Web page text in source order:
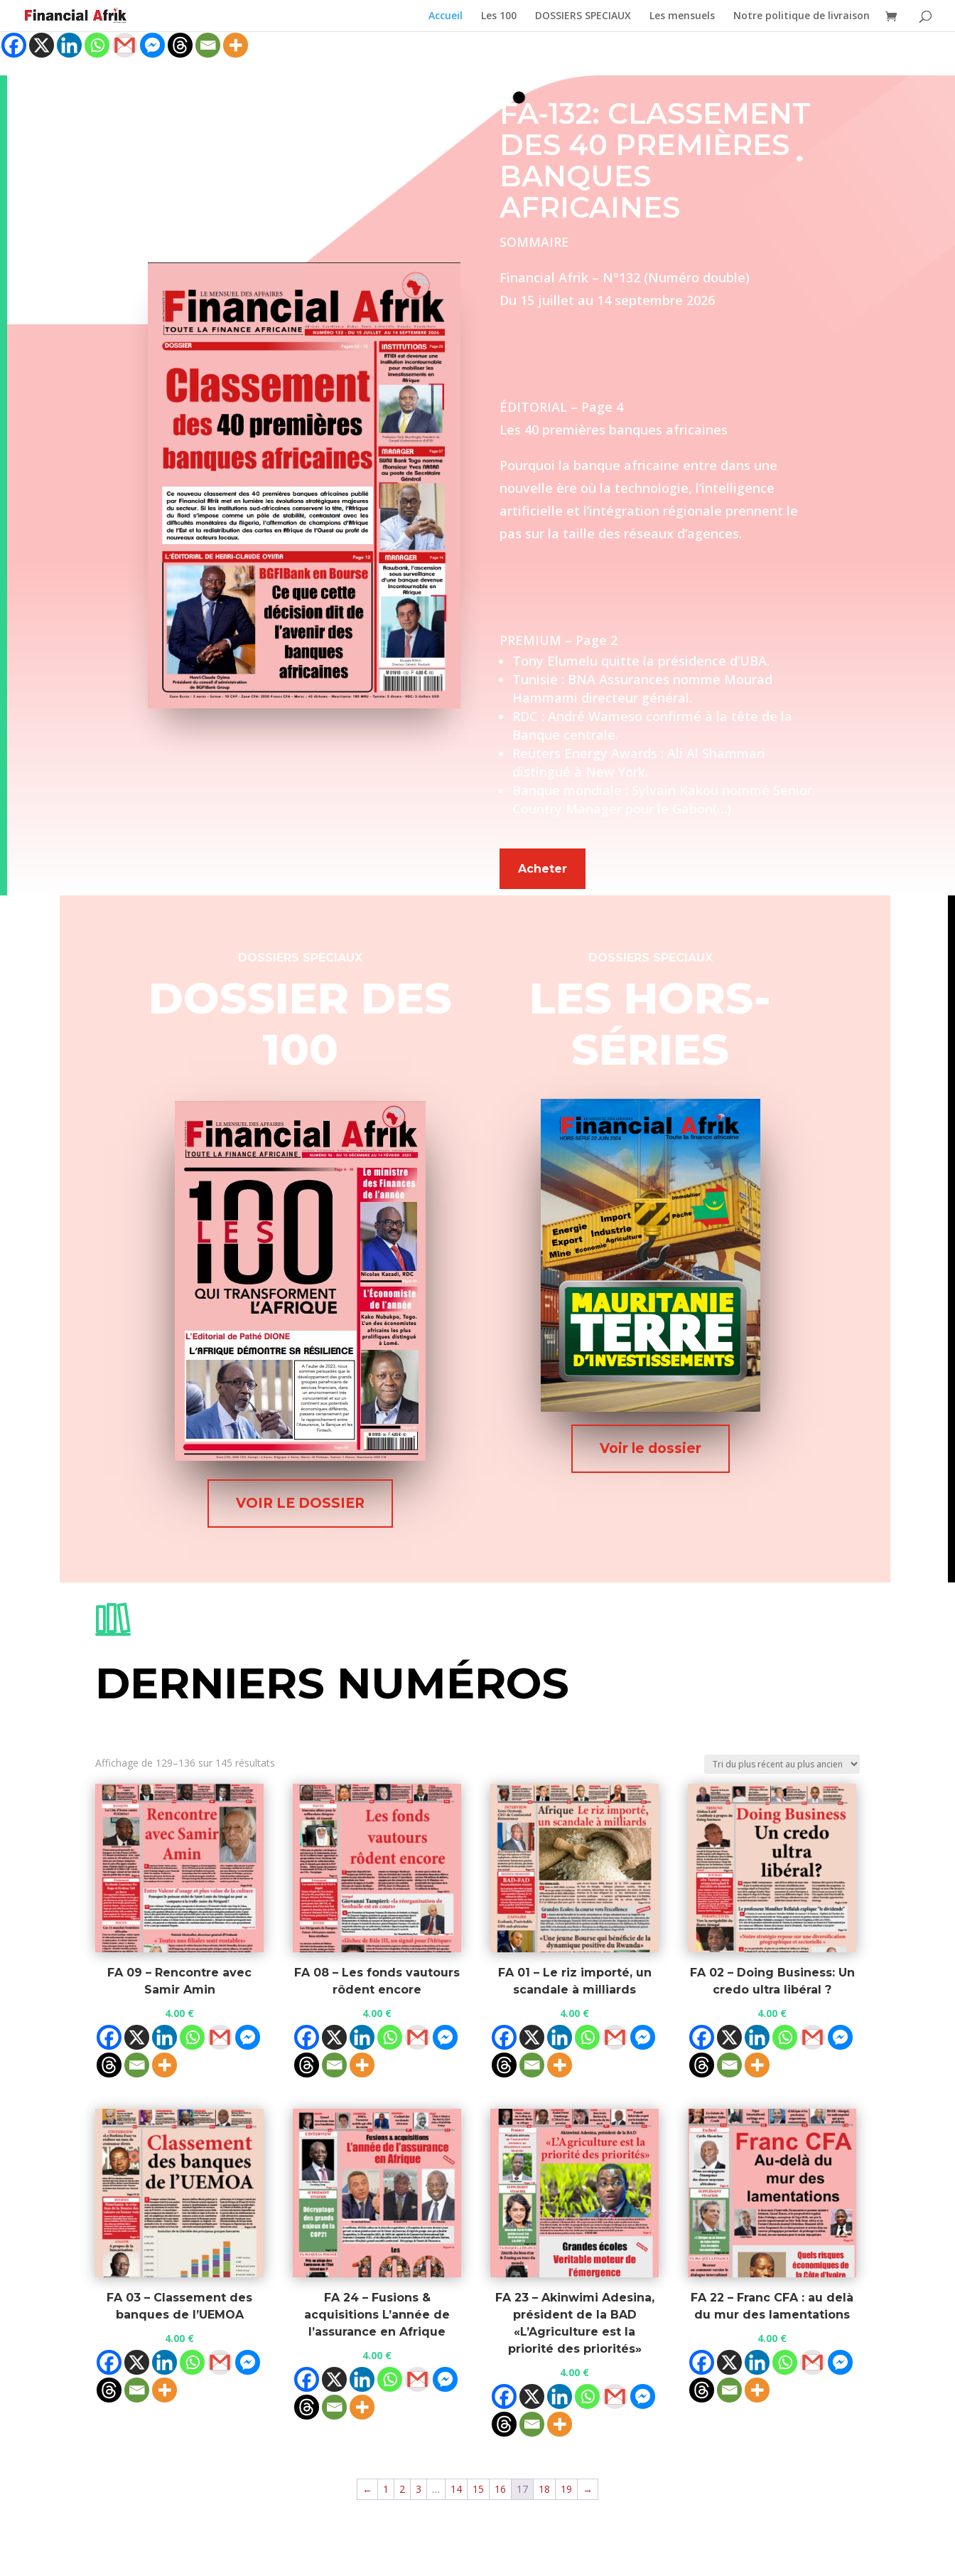
Accueil Les 100 DOSSIERS SPECIAUX Les mensuels Notre politique de livraison
FA-132: CLASSEMENT
DES 40 PREMIÈRES
BANQUES
AFRICAINES
SOMMAIRE
Financial Afrik – N°132 (Numéro double)
Du 15 juillet au 14 septembre 2026
ÉDITORIAL – Page 4
Les 40 premières banques africaines
Pourquoi la banque africaine entre dans une
nouvelle ère où la technologie, l’intelligence
artificielle et l’intégration régionale prennent le
pas sur la taille des réseaux d’agences.
PREMIUM – Page 2
Tony Elumelu quitte la présidence d’UBA.
Tunisie : BNA Assurances nomme Mourad
Hammami directeur général.
RDC : André Wameso confirmé à la tête de la
Banque centrale.
Reuters Energy Awards : Ali Al Shammari
distingué à New York.
Acheter
DOSSIERS SPECIAUX
DOSSIER DES
100
VOIR LE DOSSIER
DOSSIERS SPECIAUX
LES HORS-
SÉRIES
Voir le dossier
DERNIERS NUMÉROS
Affichage de 129–136 sur 145 résultats
FA 09 – Rencontre avec
Samir Amin
4.00 €
FA 08 – Les fonds vautours
rôdent encore
4.00 €
FA 01 – Le riz importé, un
scandale à milliards
4.00 €
FA 02 – Doing Business: Un
credo ultra libéral ?
4.00 €
FA 03 – Classement des
banques de l’UEMOA
4.00 €
FA 24 – Fusions &
acquisitions L’année de
l’assurance en Afrique
4.00 €
FA 23 – Akinwimi Adesina,
président de la BAD
«L’Agriculture est la
priorité des priorités»
4.00 €
FA 22 – Franc CFA : au delà
du mur des lamentations
4.00 €
← 1 2 3 … 14 15 16 17 18 19 →